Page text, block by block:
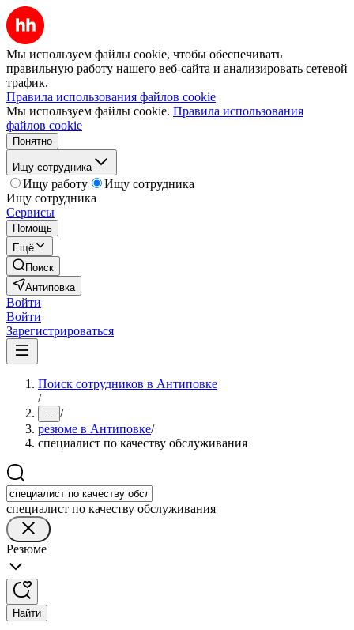
Мы используем файлы cookie, чтобы обеспечивать
правильную работу нашего веб-сайта и анализировать сетевой
трафик.
Правила использования файлов cookie
Мы используем файлы cookie. Правила использования
файлов cookie
Понятно
Ищу сотрудника
Ищу работу
Ищу сотрудника
Ищу сотрудника
Сервисы
Помощь
Ещё
Поиск
Антиповка
Войти
Войти
Зарегистрироваться
Поиск сотрудников в Антиповке
/
... /
резюме в Антиповке/
специалист по качеству обслуживания
специалист по качеству обслуживания
Резюме
Найти